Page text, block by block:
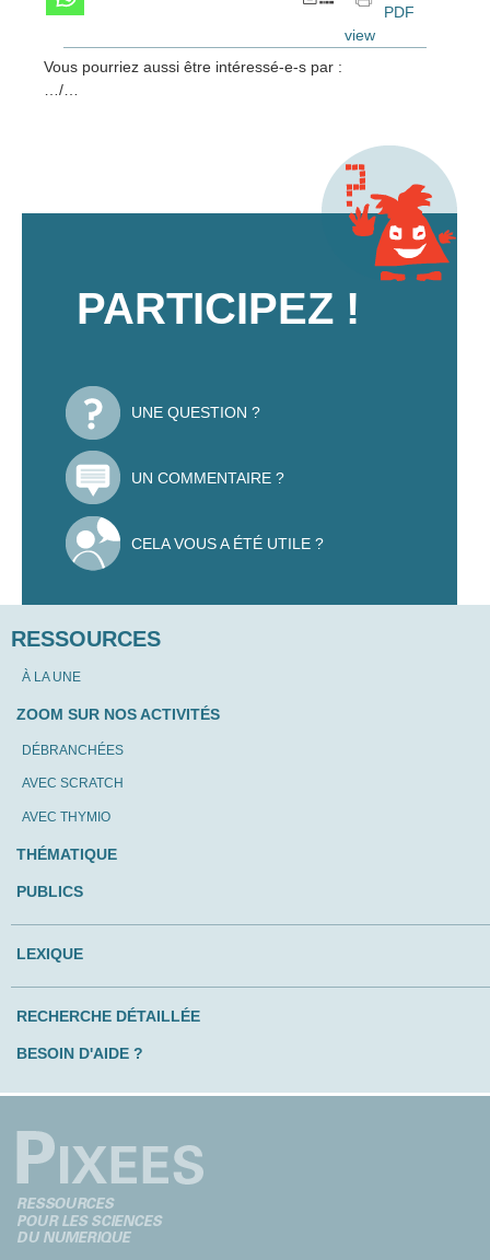
PDF
view
Vous pourriez aussi être intéressé-e-s par :
…/…
PARTICIPEZ !
UNE QUESTION ?
UN COMMENTAIRE ?
CELA VOUS A ÉTÉ UTILE ?
RESSOURCES
À LA UNE
ZOOM SUR NOS ACTIVITÉS
DÉBRANCHÉES
AVEC SCRATCH
AVEC THYMIO
THÉMATIQUE
PUBLICS
LEXIQUE
RECHERCHE DÉTAILLÉE
BESOIN D'AIDE ?